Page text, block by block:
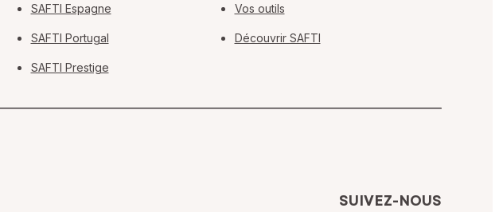
SAFTI Espagne
SAFTI Portugal
SAFTI Prestige
Vos outils
Découvrir SAFTI
SUIVEZ-NOUS